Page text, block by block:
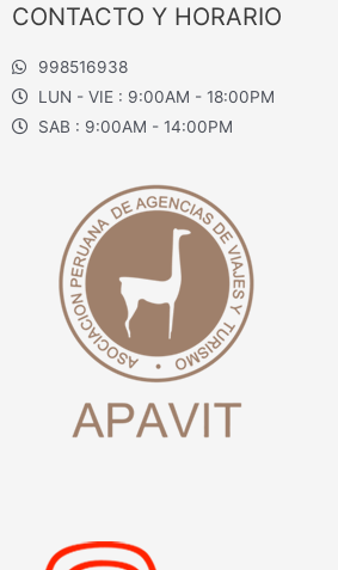
CONTACTO Y HORARIO
998516938
LUN - VIE : 9:00AM - 18:00PM
SAB : 9:00AM - 14:00PM